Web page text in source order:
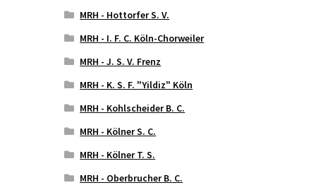
MRH - Hottorfer S. V.
MRH - I. F. C. Köln-Chorweiler
MRH - J. S. V. Frenz
MRH - K. S. F. "Yildiz" Köln
MRH - Kohlscheider B. C.
MRH - Kölner S. C.
MRH - Kölner T. S.
MRH - Oberbrucher B. C.